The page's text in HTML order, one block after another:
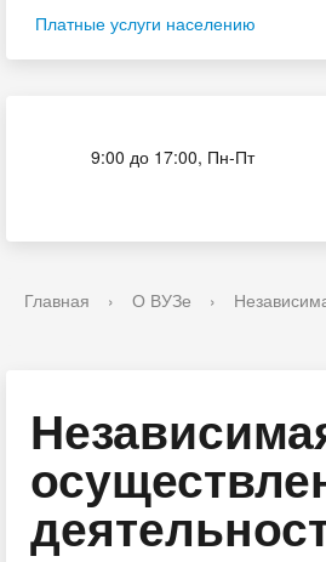
Платные услуги населению
9:00 до 17:00, Пн-Пт
Главная › О ВУЗе ›